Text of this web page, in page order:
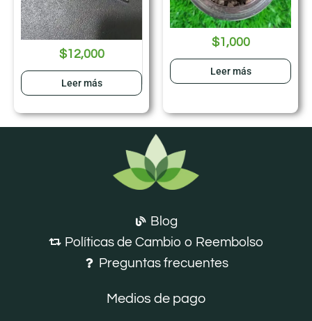
$12,000
Leer más
$1,000
Leer más
Blog
Políticas de Cambio o Reembolso
Preguntas frecuentes
Medios de pago